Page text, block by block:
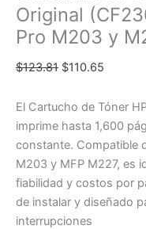
Original
Pro M203 y
$123.81 $110.65
El Cartucho de Tóner
imprime hasta 1,600
constante. Compatible
M203 y MFP M227, es
fiabilidad y costos por
de instalar y diseñado
interrupciones